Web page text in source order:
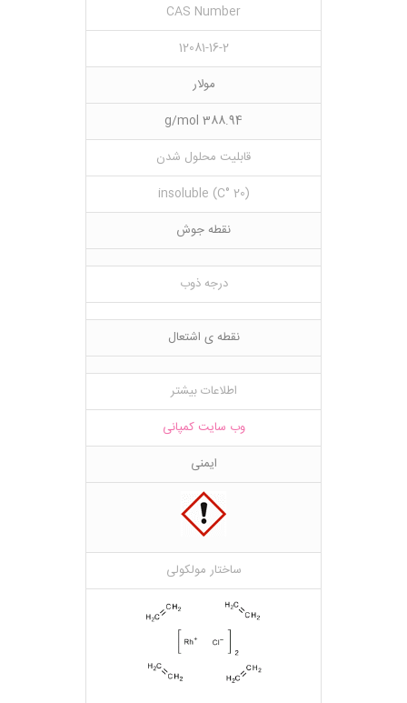
CAS Number
12081-16-2
مولار
388.94 g/mol
قابلیت محلول شدن
(20 °C) insoluble
نقطه جوش
درجه ذوب
نقطه ی اشتعال
اطلاعات بیشتر
وب سایت کمپانی
ایمنی
ساختار مولکولی